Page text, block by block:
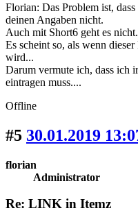
Florian: Das Problem ist,
deinen Angaben nicht.
Auch mit Short6 geht es nicht.
Es scheint so, als wenn
wird...
Darum vermute ich, dass ich
eintragen muss....
Offline
#5 30.01.2019
florian
Administrator
Re: LINK in Itemz